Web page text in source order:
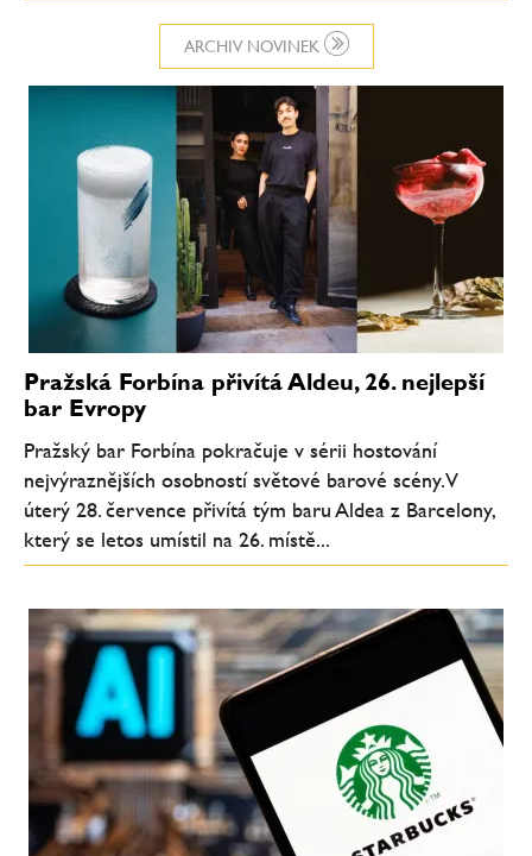
ARCHIV NOVINEK
Pražská Forbína přivítá Aldeu, 26. nejlepší
bar Evropy
Pražský bar Forbína pokračuje v sérii hostování
nejvýraznějších osobností světové barové scény. V
úterý 28. července přivítá tým baru Aldea z Barcelony,
který se letos umístil na 26. místě...